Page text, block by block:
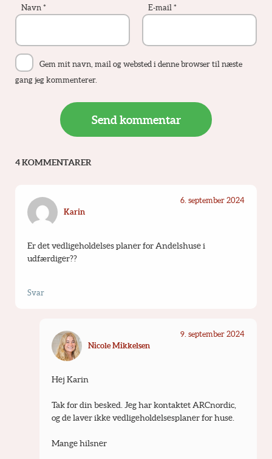
Navn * E-mail *
Gem mit navn, mail og websted i denne browser til næste
gang jeg kommenterer.
4 KOMMENTARER
Karin
6. september 2024
Er det vedligeholdelses planer for Andelshuse i
udfærdiger??
Svar
Nicole Mikkelsen
9. september 2024
Hej Karin
Tak for din besked. Jeg har kontaktet ARCnordic,
og de laver ikke vedligeholdelsesplaner for huse.
Mange hilsner